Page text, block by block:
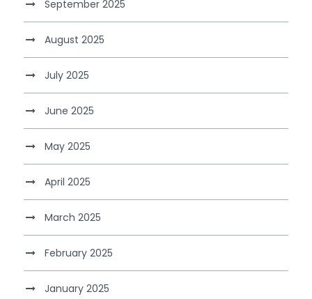
September 2025
August 2025
July 2025
June 2025
May 2025
April 2025
March 2025
February 2025
January 2025